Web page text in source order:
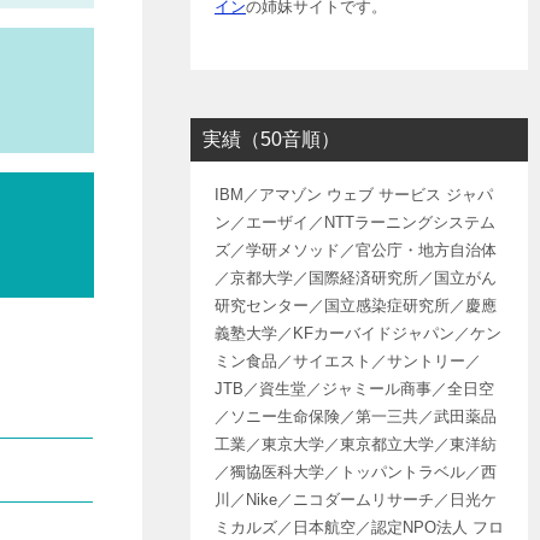
インの姉妹サイトです。
実績（50音順）
IBM／アマゾン ウェブ サービス ジャパ
ン／エーザイ／NTTラーニングシステム
ズ／学研メソッド／官公庁・地方自治体
／京都大学／国際経済研究所／国立がん
研究センター／国立感染症研究所／慶應
義塾大学／KFカーバイドジャパン／ケン
ミン食品／サイエスト／サントリー／
JTB／資生堂／ジャミール商事／全日空
／ソニー生命保険／第一三共／武田薬品
工業／東京大学／東京都立大学／東洋紡
／獨協医科大学／トッパントラベル／西
川／Nike／ニコダームリサーチ／日光ケ
ミカルズ／日本航空／認定NPO法人 フロ